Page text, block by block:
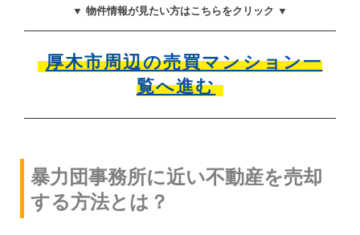
▼ 物件情報が見たい方はこちらをクリック ▼
厚木市周辺の売買マンション一
覧へ進む
暴力団事務所に近い不動産を売却
する方法とは？